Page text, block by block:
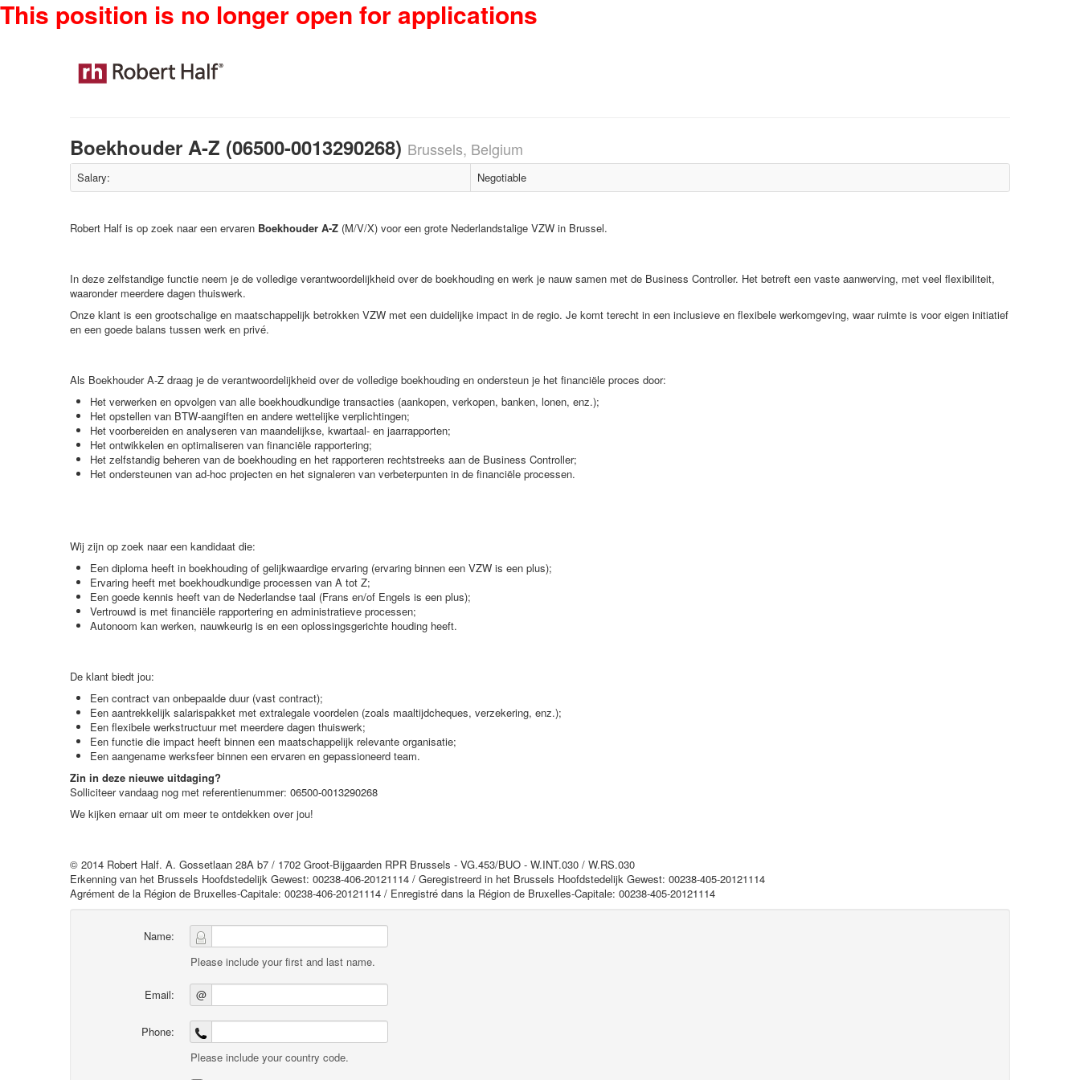
This position is no longer open for applications
Boekhouder A-Z (06500-0013290268) Brussels, Belgium
Salary: Negotiable
Robert Half is op zoek naar een ervaren Boekhouder A-Z (M/V/X) voor een grote Nederlandstalige VZW in Brussel.
In deze zelfstandige functie neem je de volledige verantwoordelijkheid over de boekhouding en werk je nauw samen met de Business Controller. Het betreft een vaste aanwerving, met veel flexibiliteit,
waaronder meerdere dagen thuiswerk.
Onze klant is een grootschalige en maatschappelijk betrokken VZW met een duidelijke impact in de regio. Je komt terecht in een inclusieve en flexibele werkomgeving, waar ruimte is voor eigen initiatief
en een goede balans tussen werk en privé.
Als Boekhouder A-Z draag je de verantwoordelijkheid over de volledige boekhouding en ondersteun je het financiële proces door:
Het verwerken en opvolgen van alle boekhoudkundige transacties (aankopen, verkopen, banken, lonen, enz.);
Het opstellen van BTW-aangiften en andere wettelijke verplichtingen;
Het voorbereiden en analyseren van maandelijkse, kwartaal- en jaarrapporten;
Het ontwikkelen en optimaliseren van financiële rapportering;
Het zelfstandig beheren van de boekhouding en het rapporteren rechtstreeks aan de Business Controller;
Het ondersteunen van ad-hoc projecten en het signaleren van verbeterpunten in de financiële processen.
Wij zijn op zoek naar een kandidaat die:
Een diploma heeft in boekhouding of gelijkwaardige ervaring (ervaring binnen een VZW is een plus);
Ervaring heeft met boekhoudkundige processen van A tot Z;
Een goede kennis heeft van de Nederlandse taal (Frans en/of Engels is een plus);
Vertrouwd is met financiële rapportering en administratieve processen;
Autonoom kan werken, nauwkeurig is en een oplossingsgerichte houding heeft.
De klant biedt jou:
Een contract van onbepaalde duur (vast contract);
Een aantrekkelijk salarispakket met extralegale voordelen (zoals maaltijdcheques, verzekering, enz.);
Een flexibele werkstructuur met meerdere dagen thuiswerk;
Een functie die impact heeft binnen een maatschappelijk relevante organisatie;
Een aangename werksfeer binnen een ervaren en gepassioneerd team.
Zin in deze nieuwe uitdaging?
Solliciteer vandaag nog met referentienummer: 06500-0013290268
We kijken ernaar uit om meer te ontdekken over jou!
© 2014 Robert Half. A. Gossetlaan 28A b7 / 1702 Groot-Bijgaarden RPR Brussels - VG.453/BUO - W.INT.030 / W.RS.030
Erkenning van het Brussels Hoofdstedelijk Gewest: 00238-406-20121114 / Geregistreerd in het Brussels Hoofdstedelijk Gewest: 00238-405-20121114
Agrément de la Région de Bruxelles-Capitale: 00238-406-20121114 / Enregistré dans la Région de Bruxelles-Capitale: 00238-405-20121114
Name:
Please include your first and last name.
Email: @
Phone:
Please include your country code.